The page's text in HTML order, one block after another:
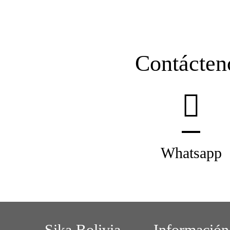
Whatsapp